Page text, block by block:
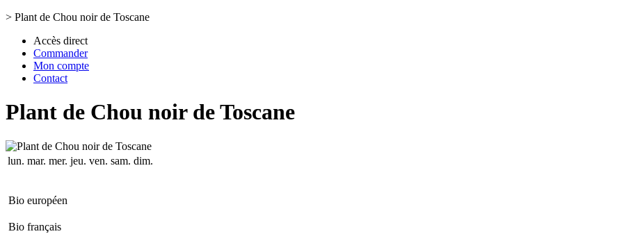
> Plant de Chou noir de Toscane
Accès direct
Commander
Mon compte
Contact
Plant de Chou noir de Toscane
lun. mar. mer. jeu. ven. sam. dim.
Bio européen
Bio français